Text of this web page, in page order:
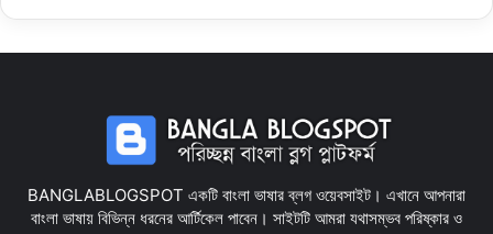
BANGLABLOGSPOT একটি বাংলা ভাষার ব্লগ ওয়েবসাইট। এখানে আপনারা
বাংলা ভাষায় বিভিন্ন ধরনের আর্টিকেল পাবেন। সাইটটি আমরা যথাসম্ভব পরিষ্কার ও